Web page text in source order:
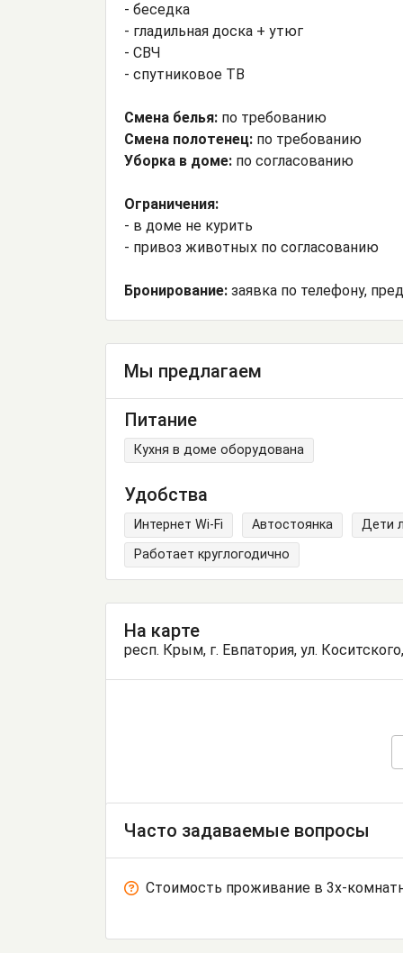
- беседка
- гладильная доска + утюг
- СВЧ
- спутниковое ТВ
Смена белья: по требованию
Смена полотенец: по требованию
Уборка в доме: по согласованию
Ограничения:
- в доме не курить
- привоз животных по согласованию
Бронирование: заявка по телефону,
Мы предлагаем
Питание
Кухня в доме оборудована
Удобства
Интернет Wi-Fi Автостоянка Дети
Работает круглогодично
На карте
респ. Крым, г. Евпатория, ул.
Часто задаваемые вопросы
Стоимость проживание в 3х-